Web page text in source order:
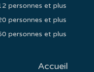
personnes et plus
personnes et plus
personnes et plus
Accueil